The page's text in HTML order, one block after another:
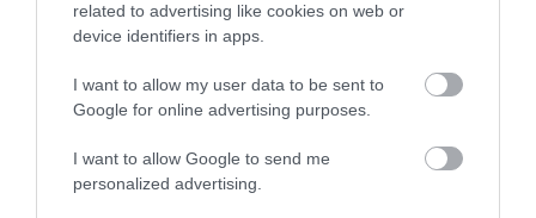
related to advertising like cookies on web or
device identifiers in apps.
I want to allow my user data to be sent to
Google for online advertising purposes.
I want to allow Google to send me
personalized advertising.
paleobotanikai és rétegtani
vizsgálataink azt mutatják,
hogy Nyugat-Szibéria lakói
kifinomult életmódot
folytattak, amely a tajga
környezetének bőséges